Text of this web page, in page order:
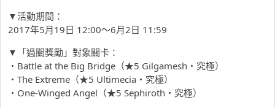
▼活動期間：
2017年5月19日 12:00～6月2日 11:59
▼「過關獎勵」對象關卡：
・Battle at the Big Bridge（★5 Gilgamesh・究極）
・The Extreme（★5 Ultimecia・究極）
・One-Winged Angel（★5 Sephiroth・究極）